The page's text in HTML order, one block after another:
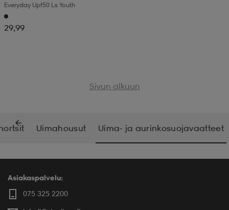
Everyday Upf50 Ls Youth
29,99
Sivun alkuun
Uimahousut Uima- ja aurinkosuojavaatteet
Asiakaspalvelu:
075 325 2200